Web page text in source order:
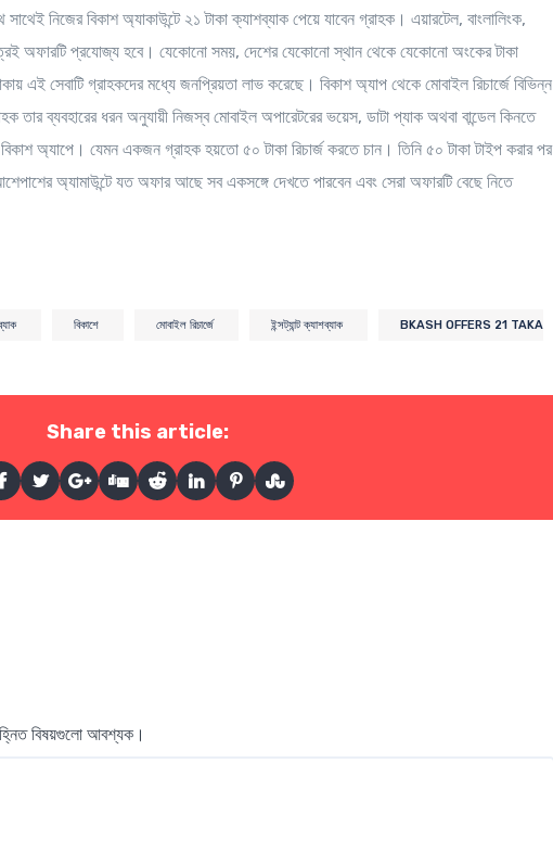
সাথেই নিজের বিকাশ অ্যাকাউন্টে ২১ টাকা ক্যাশব্যাক পেয়ে যাবেন গ্রাহক। এয়ারটেল, বাংলালিংক,
অফারটি প্রযোজ্য হবে। যেকোনো সময়, দেশের যেকোনো স্থান থেকে যেকোনো অংকের টাকা
এই সেবাটি গ্রাহকদের মধ্যে জনপ্রিয়তা লাভ করেছে। বিকাশ অ্যাপ থেকে মোবাইল রিচার্জে বিভিন্ন
তার ব্যবহারের ধরন অনুযায়ী নিজস্ব মোবাইল অপারেটরের ভয়েস, ডাটা প্যাক অথবা বান্ডেল কিনতে
অ্যাপে। যেমন একজন গ্রাহক হয়তো ৫০ টাকা রিচার্জ করতে চান। তিনি ৫০ টাকা টাইপ করার পর
অ্যামাউন্টে যত অফার আছে সব একসঙ্গে দেখতে পারবেন এবং সেরা অফারটি বেছে নিতে
বিকাশে মোবাইল রিচার্জে ইন্সট্যান্ট ক্যাশব্যাক
BKASH OFFERS 21 TAKA
Share this article:
বিষয়গুলো আবশ্যক।